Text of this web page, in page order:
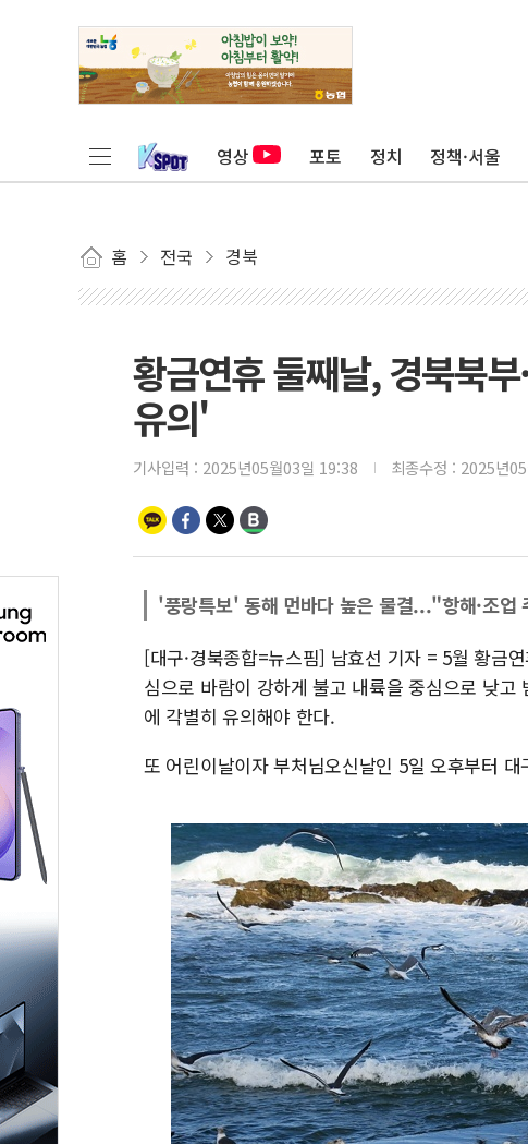
영상 포토 정치 정책·서울
홈 전국 경북
황금연휴 둘째날, 경북북
유의'
기사입력 : 2025년05월03일 19:38 최종수정 : 2025년
'풍랑특보' 동해 먼바다 높은 물결..."항해·조업
[대구·경북종합=뉴스핌] 남효선 기자 = 5월 황금
심으로 바람이 강하게 불고 내륙을 중심으로 낮
에 각별히 유의해야 한다.
또 어린이날이자 부처님오신날인 5일 오후부터